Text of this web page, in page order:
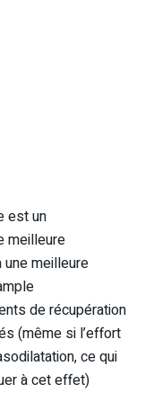
est un
meilleure
meilleure
de récupération
(même si l’effort
ce qui
à cet effet)